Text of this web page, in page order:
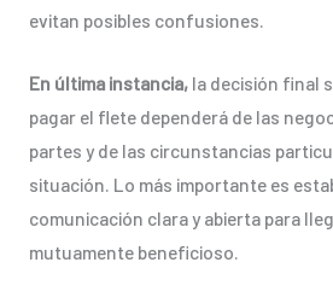
evitan posibles confusiones.
En última instancia,la decisión final
pagar el flete dependerá de las
partes y de las circunstancias
situación. Lo más importante es
comunicación clara y abierta para
mutuamente beneficioso.